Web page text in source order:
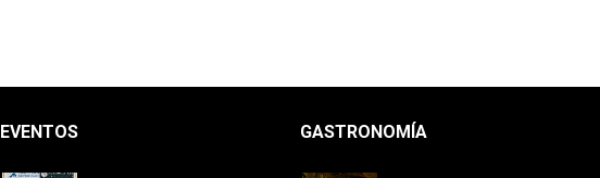
EVENTOS GASTRONOMÍA